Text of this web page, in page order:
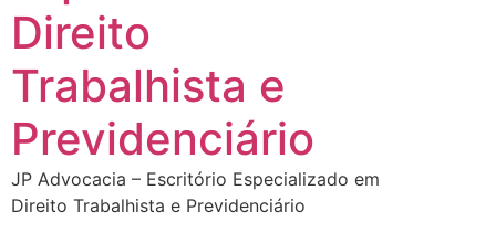
Direito
Trabalhista e
Previdenciário
JP Advocacia – Escritório Especializado em
Direito Trabalhista e Previdenciário